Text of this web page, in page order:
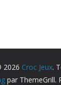
2026 Croc Jeux.
par ThemeGrill.